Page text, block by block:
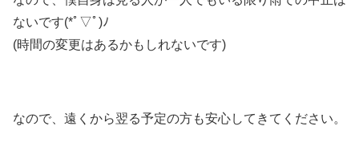
ないです(*ﾟ▽ﾟ)ﾉ
(時間の変更はあるかもしれないです)
なので、遠くから翌る予定の方も安心してきてください。